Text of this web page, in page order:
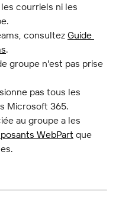
courriels ni les
consultez Guide
.
groupe n'est pas prise
pas tous les
Microsoft 365.
au groupe a les
WebPart que